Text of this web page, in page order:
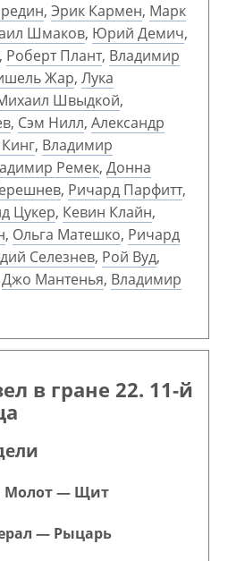
, Эрик Кармен, Марк
Шмаков, Юрий Демич,
, Роберт Плант, Владимир
Жар, Лука
Швыдкой,
, Сэм Нилл, Александр
, Владимир
Ремек, Донна
, Ричард Парфитт,
Цукер, Кевин Клайн,
, Ольга Матешко, Ричард
Селезнев, Рой Вуд,
Джо Мантенья, Владимир
в гране 22. 11-й
Молот — Щит
— Рыцарь